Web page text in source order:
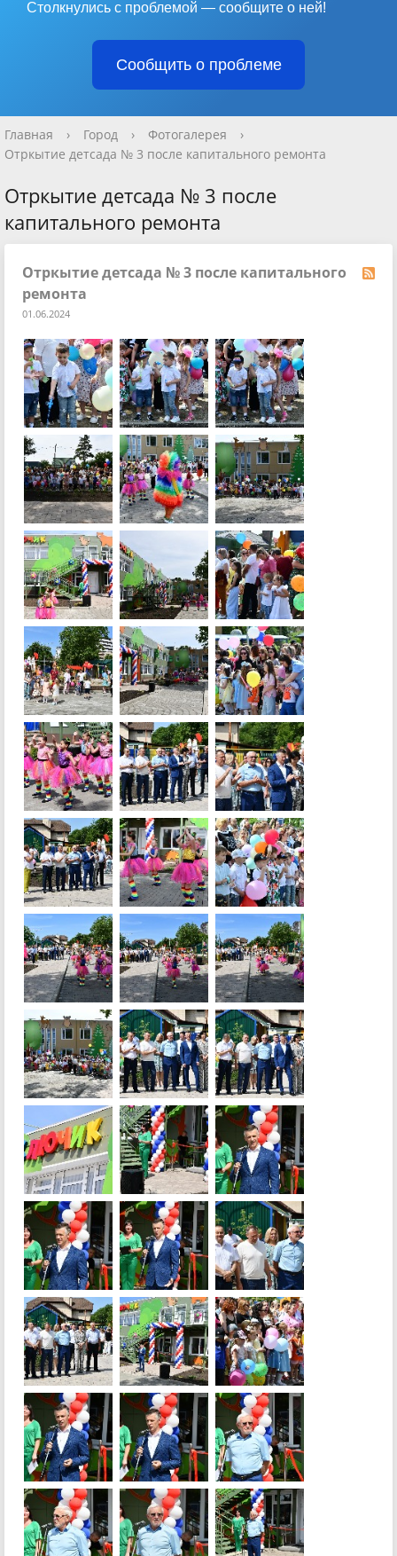
Столкнулись с проблемой — сообщите о ней!
Сообщить о проблеме
Главная › Город › Фотогалерея
›
Отркытие детсада № 3 после капитального ремонта
Отркытие детсада № 3 после
капитального ремонта
Отркытие детсада № 3 после капитального
ремонта
01.06.2024